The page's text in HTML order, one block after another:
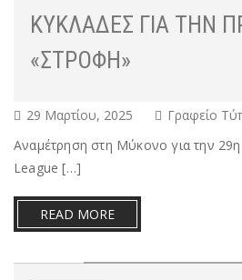
ΚΥΚΛΆΔΕΣ ΓΙΑ ΤΗΝ
«ΣΤΡΟΦΉ»
29 Μαρτίου, 2025 Γραφείο
Αναμέτρηση στη Μύκονο για την 29η
League […]
READ MORE